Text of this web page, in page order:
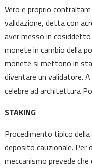
Vero e proprio
validazione, detta con
aver messo in
monete in cambio della
monete si mettono in
diventare un validatore.
celebre ad architettura
STAKING
Procedimento tipico
deposito cauzionale. Per
meccanismo prevede